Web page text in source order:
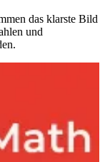
das klarste Bild
und